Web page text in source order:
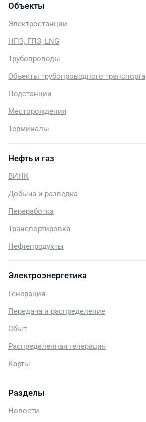
Объекты
Электростанции
НПЗ, ГПЗ, LNG
Трубопроводы
Объекты трубопроводного транспорта
Подстанции
Месторождения
Терминалы
Нефть и газ
ВИНК
Добыча и разведка
Переработка
Транспортировка
Нефтепродукты
Электроэнергетика
Генерация
Передача и распределение
Сбыт
Распределенная генерация
Карты
Разделы
Новости